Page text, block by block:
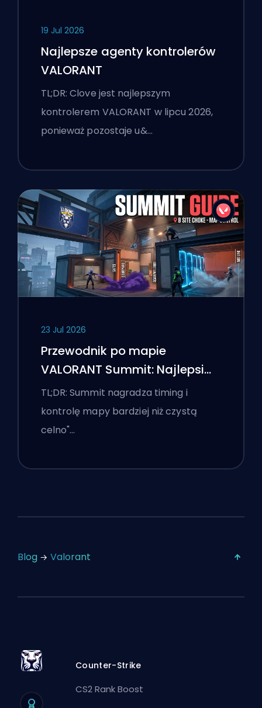
19 Jul 2026
Najlepsze agenty kontrolerów
VALORANT
TL;DR: Clove jest najlepszym
kontrolerem VALORANT w lipcu 2026,
ponieważ pozostaje u&…
23 Jul 2026
Przewodnik po mapie
VALORANT Summit: Najlepsi
agenci, wezwania i smoki
TL;DR: Summit nagradza timing i
kontrolę mapy bardziej niż czystą
celno"…
Blog Valorant
Counter-Strike
CS2 Rank Boost